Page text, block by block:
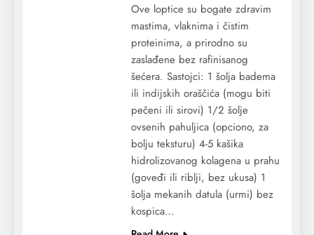
Ove loptice su bogate zdravim
mastima, vlaknima i čistim
proteinima, a prirodno su
zaslađene bez rafinisanog
šećera. Sastojci: 1 šolja badema
ili indijskih oraščića (mogu biti
pečeni ili sirovi) 1/2 šolje
ovsenih pahuljica (opciono, za
bolju teksturu) 4-5 kašika
hidrolizovanog kolagena u prahu
(goveđi ili riblji, bez ukusa) 1
šolja mekanih datula (urmi) bez
kospica…